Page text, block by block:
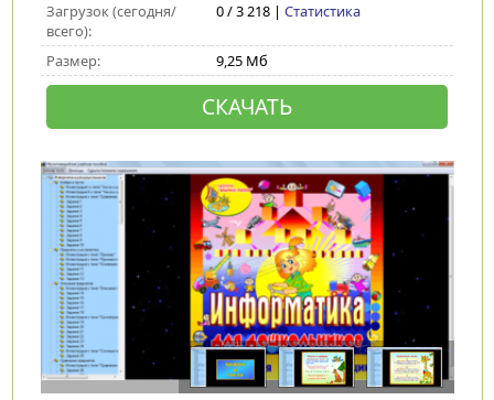
Загрузок (сегодня/
всего):
0 / 3 218 | Статистика
Размер: 9,25 Мб
СКАЧАТЬ